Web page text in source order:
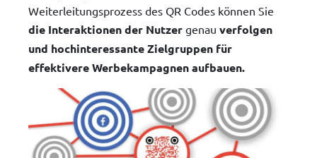
Weiterleitungsprozess des QR Codes können Sie
die Interaktionen der Nutzer genau verfolgen
und hochinteressante Zielgruppen für
effektivere Werbekampagnen aufbauen.